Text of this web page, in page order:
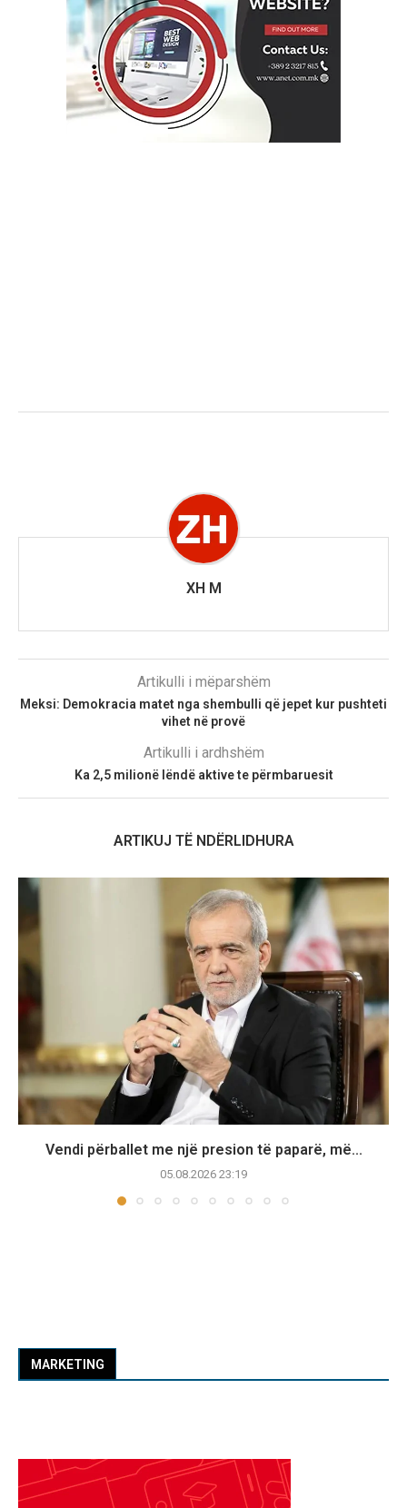
XH M
Artikulli i mëparshëm
Meksi: Demokracia matet nga shembulli që jepet kur pushteti
vihet në provë
Artikulli i ardhshëm
Ka 2,5 milionë lëndë aktive te përmbaruesit
ARTIKUJ TË NDËRLIDHURA
Vendi përballet me një presion të paparë, më...
05.08.2026 23:19
MARKETING